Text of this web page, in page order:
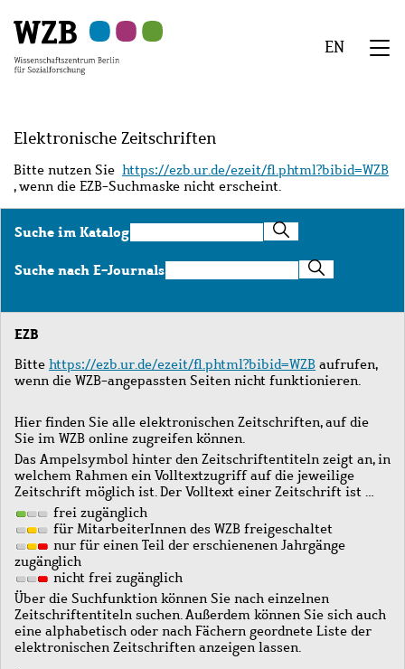
Hauptinhalt
springen
Navigation
springen
Suche
springen
Sekundärnavigation
springen
Fußzeile
springen
EN
Elektronische Zeitschriften
Bitte nutzen Sie https://ezb.ur.de/ezeit/fl.phtml?bibid=WZB
, wenn die EZB-Suchmaske nicht erscheint.
Suche im KatalogSuche
im
Katalog
Suche nach E-JournalsSuche
nach
Journals
EZB
Bitte https://ezb.ur.de/ezeit/fl.phtml?bibid=WZB aufrufen,
wenn die WZB-angepassten Seiten nicht funktionieren.
Hier finden Sie alle elektronischen Zeitschriften, auf die
Sie im WZB online zugreifen können.
Das Ampelsymbol hinter den Zeitschriftentiteln zeigt an, in
welchem Rahmen ein Volltextzugriff auf die jeweilige
Zeitschrift möglich ist. Der Volltext einer Zeitschrift ist …
frei zugänglich
für MitarbeiterInnen des WZB freigeschaltet
nur für einen Teil der erschienenen Jahrgänge
zugänglich
nicht frei zugänglich
Über die Suchfunktion können Sie nach einzelnen
Zeitschriftentiteln suchen. Außerdem können Sie sich auch
eine alphabetisch oder nach Fächern geordnete Liste der
elektronischen Zeitschriften anzeigen lassen.